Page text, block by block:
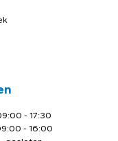
- 17:30
- 16:00